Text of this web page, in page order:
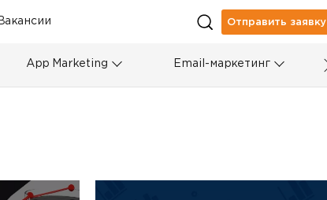
Отправить заявку
App Marketing Email-маркетинг